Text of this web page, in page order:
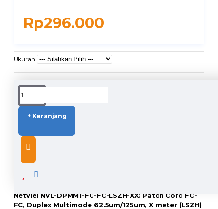
Rp296.000
Ukuran
+ Keranjang
DUKUNGAN PENGIRIMAN
DESCRIPTION
Netviel NVL-DPMM1-FC-FC-LSZH-XX: Patch Cord FC-
FC, Duplex Multimode 62.5um/125um, X meter (LSZH)